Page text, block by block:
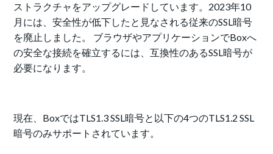
ストラクチャをアップグレードしています。2023年10
月には、安全性が低下したと見なされる従来のSSL暗号
を廃止しました。 ブラウザやアプリケーションでBoxへ
の安全な接続を確立するには、互換性のあるSSL暗号が
必要になります。
現在、BoxではTLS1.3 SSL暗号と以下の4つのTLS1.2 SSL
暗号のみサポートされています。